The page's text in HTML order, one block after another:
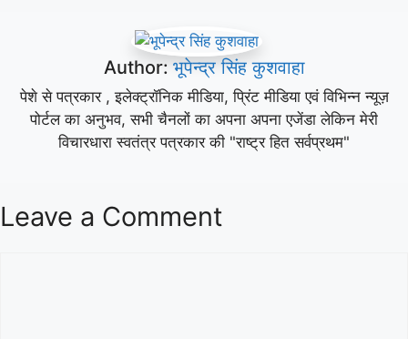
Author: भूपेन्द्र सिंह कुशवाहा
पेशे से पत्रकार , इलेक्ट्रॉनिक मीडिया, प्रिंट मीडिया एवं विभिन्न न्यूज़
पोर्टल का अनुभव, सभी चैनलों का अपना अपना एजेंडा लेकिन मेरी
विचारधारा स्वतंत्र पत्रकार की "राष्ट्र हित सर्वप्रथम"
Leave a Comment